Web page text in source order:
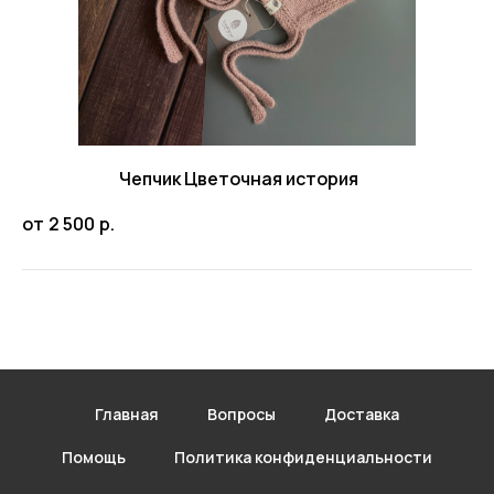
Чепчик Цветочная история
от 2 500 р.
Главная Вопросы Доставка
Помощь Политика конфиденциальности